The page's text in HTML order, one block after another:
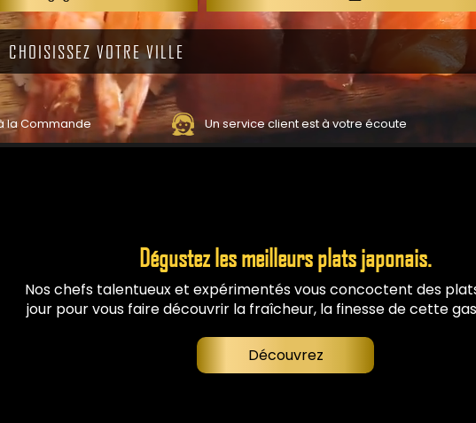
la Commande Un service client est à votre écoute
Dégustez les meilleurs plats japonais.
Nos chefs talentueux et expérimentés vous concoctent des
jour pour vous faire découvrir la fraîcheur, la finesse de cette
Découvrez